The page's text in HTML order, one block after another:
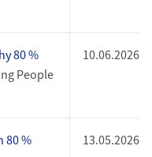
80 %
People
10.06.2026
80 %
13.05.2026